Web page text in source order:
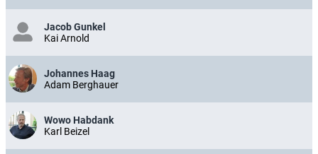
Jacob Gunkel
Kai Arnold
Johannes Haag
Adam Berghauer
Wowo Habdank
Karl Beizel